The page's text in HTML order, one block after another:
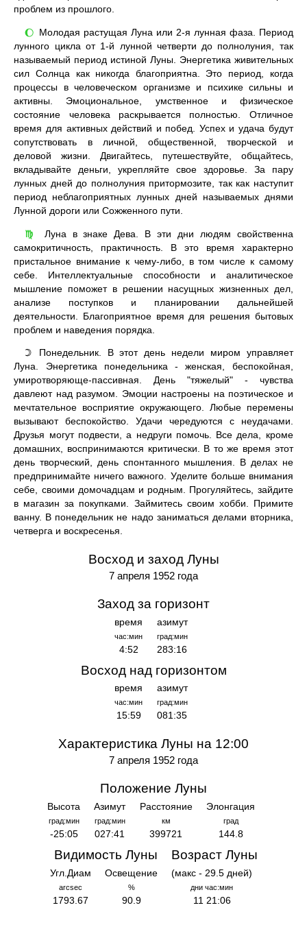
проблем из прошлого.
🌔
Молодая растущая Луна или 2-я лунная фаза. Период
лунного цикла от 1-й лунной четверти до полнолуния, так
называемый период истиной Луны. Энергетика живительных
сил Солнца как никогда благоприятна. Это период, когда
процессы в человеческом организме и психике сильны и
активны. Эмоциональное, умственное и физическое
состояние человека раскрывается полностью. Отличное
время для активных действий и побед. Успех и удача будут
сопутствовать в личной, общественной, творческой и
деловой жизни. Двигайтесь, путешествуйте, общайтесь,
вкладывайте деньги, укрепляйте свое здоровье. За пару
лунных дней до полнолуния притормозите, так как наступит
период неблагоприятных лунных дней называемых днями
Лунной дороги или Сожженного пути.
♍
Луна в знаке Дева. В эти дни людям свойственна
самокритичность, практичность. В это время характерно
пристальное внимание к чему-либо, в том числе к самому
себе. Интеллектуальные способности и аналитическое
мышление поможет в решении насущных жизненных дел,
анализе поступков и планировании дальнейшей
деятельности. Благоприятное время для решения бытовых
проблем и наведения порядка.
☽
Понедельник. В этот день недели миром управляет
Луна. Энергетика понедельника - женская, беспокойная,
умиротворяюще-пассивная. День "тяжелый" - чувства
давлеют над разумом. Эмоции настроены на поэтическое и
мечтательное восприятие окружающего. Любые перемены
вызывают беспокойство. Удачи чередуются с неудачами.
Друзья могут подвести, а недруги помочь. Все дела, кроме
домашних, воспринимаются критически. В то же время этот
день творческий, день спонтанного мышления. В делах не
предпринимайте ничего важного. Уделите больше внимания
себе, своими домочадцам и родным. Прогуляйтесь, зайдите
в магазин за покупками. Займитесь своим хобби. Примите
ванну. В понедельник не надо заниматься делами вторника,
четверга и воскресенья.
Восход и заход Луны
7 апреля 1952 года
Заход за горизонт
время
час:мин
4:52
азимут
град:мин
283:16
Восход над горизонтом
время
час:мин
15:59
азимут
град:мин
081:35
Характеристика Луны на 12:00
7 апреля 1952 года
Положение Луны
Высота
град:мин
-25:05
Азимут
град:мин
027:41
Расстояние
км
399721
Элонгация
град
144.8
Видимость Луны
Угл.Диам
arcsec
1793.67
Освещение
%
90.9
Возраст Луны
(макс - 29.5 дней)
дни час:мин
11 21:06